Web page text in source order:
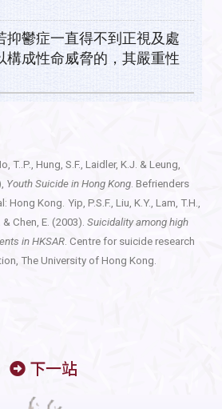
抑鬱症一直得不到正視及處
構成性命威脅的，其嚴重性
T..P., Hung, S.F., Laidler, K.J. & Leung,
Youth Suicide in Hong Kong. Befrienders
Hong Kong. Yip, P.S.F., Liu, K.Y., Lam, T.H.,
Chen, E. (2003). Suicidality among high
in HKSAR. Centre for suicide research
The University of Hong Kong.
下一站